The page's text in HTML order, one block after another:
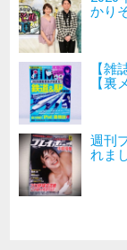
かり
【雑
【裏
週刊
れま